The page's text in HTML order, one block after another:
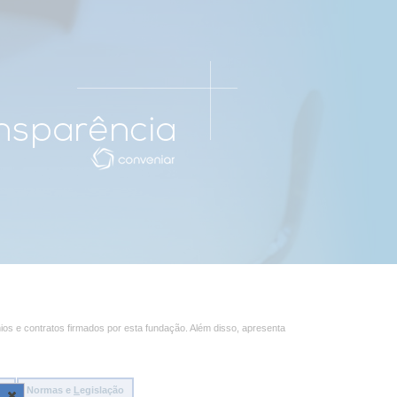
e contratos firmados por esta fundação. Além disso, apresenta
Normas e L egislação